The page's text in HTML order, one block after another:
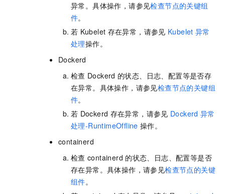
异常。具体操作，请参见检查节点的关键组
件。
若 Kubelet 存在异常，请参见 Kubelet 异常
处理操作。
Dockerd
检查 Dockerd 的状态、日志、配置等是否存
在异常。具体操作，请参见检查节点的关键组
件。
若 Dockerd 存在异常，请参见 Dockerd 异常
处理-RuntimeOffline 操作。
containerd
检查 containerd 的状态、日志、配置等是否
存在异常。具体操作，请参见检查节点的关键
组件。